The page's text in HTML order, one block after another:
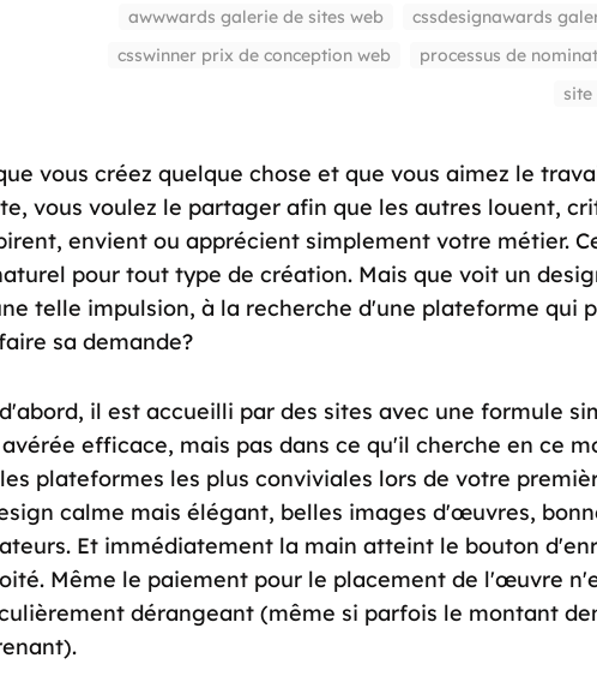
awwwards galerie de sites web
cssdesignawards
csswinner prix de conception web
processus de
site
vous créez quelque chose et que vous aimez le
vous voulez le partager afin que les autres louent,
envient ou apprécient simplement votre métier.
pour tout type de création. Mais que voit un
telle impulsion, à la recherche d'une plateforme qui
sa demande?
il est accueilli par des sites avec une formule
efficace, mais pas dans ce qu'il cherche en ce
plateformes les plus conviviales lors de votre
calme mais élégant, belles images d'œuvres,
Et immédiatement la main atteint le bouton
Même le paiement pour le placement de l'œuvre
dérangeant (même si parfois le montant